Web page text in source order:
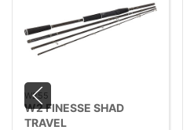
W255
W2 FINESSE SHAD
TRAVEL